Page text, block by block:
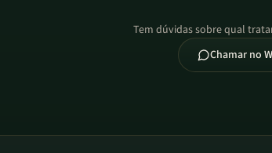
Tem dúvidas sobre qual
Chamar no